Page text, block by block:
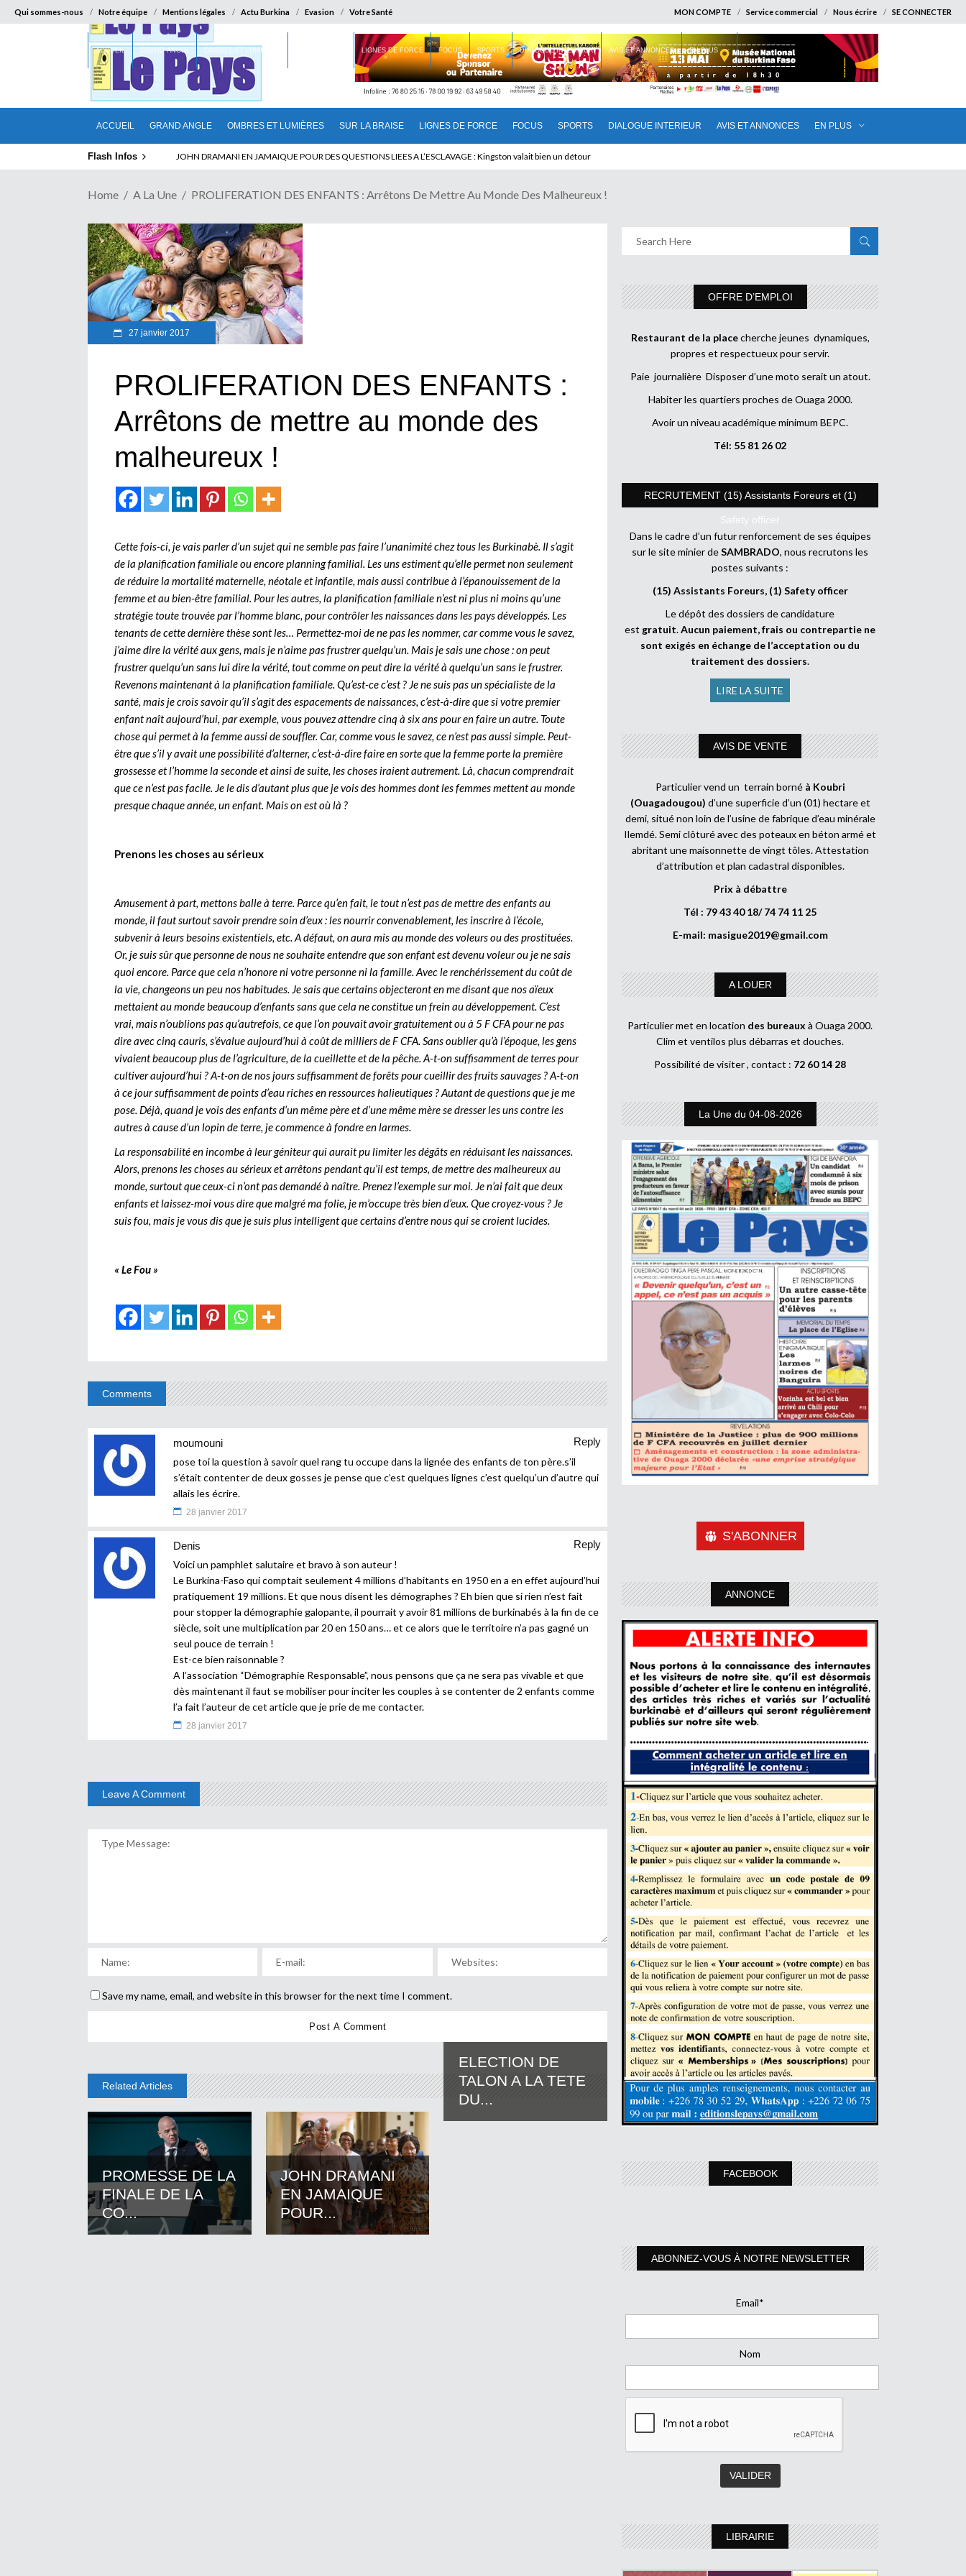
Qui sommes-nous Notre équipe Mentions légales Actu Burkina Evasion Votre Santé MON COMPTE Service commercial Nous écrire SE CONNECTER
ACCUEIL GRAND ANGLE OMBRES ET LUMIÈRES SUR LA BRAISE LIGNES DE FORCE FOCUS SPORTS DIALOGUE INTERIEUR AVIS ET ANNONCES EN PLUS
ACCUEIL GRAND ANGLE OMBRES ET LUMIÈRES LIGNES DE FORCE FOCUS SPORTS DIALOGUE INTERIEUR AVIS ET ANNONCES EN PLUS
Flash Infos JOHN DRAMANI EN JAMAIQUE POUR DES QUESTIONS LIEES A L’ESCLAVAGE : Kingston valait bien un détour
ELECTION DE TALON A LA TETE DU SENAT BENINOIS : Quand Patrice quitte le pouvoir sans partir !
Home A La Une PROLIFERATION DES ENFANTS : Arrêtons De Mettre Au Monde Des Malheureux !
27 janvier 2017
PROLIFERATION DES ENFANTS :
Arrêtons de mettre au monde des
malheureux !
Cette fois-ci, je vais parler d’un sujet qui ne semble pas faire l’unanimité chez tous les Burkinabè. Il s’agit
de la planification familiale ou encore planning familial. Les uns estiment qu’elle permet non seulement
de réduire la mortalité maternelle, néotale et infantile, mais aussi contribue à l’épanouissement de la
femme et au bien-être familial. Pour les autres, la planification familiale n’est ni plus ni moins qu’une
stratégie toute trouvée par l’homme blanc, pour contrôler les naissances dans les pays développés. Les
tenants de cette dernière thèse sont les… Permettez-moi de ne pas les nommer, car comme vous le savez,
j’aime dire la vérité aux gens, mais je n’aime pas frustrer quelqu’un. Mais je sais une chose : on peut
frustrer quelqu’un sans lui dire la vérité, tout comme on peut dire la vérité à quelqu’un sans le frustrer.
Revenons maintenant à la planification familiale. Qu’est-ce c’est ? Je ne suis pas un spécialiste de la
santé, mais je crois savoir qu’il s’agit des espacements de naissances, c’est-à-dire que si votre premier
enfant naît aujourd’hui, par exemple, vous pouvez attendre cinq à six ans pour en faire un autre. Toute
chose qui permet à la femme aussi de souffler. Car, comme vous le savez, ce n’est pas aussi simple. Peut-
être que s’il y avait une possibilité d’alterner, c’est-à-dire faire en sorte que la femme porte la première
grossesse et l’homme la seconde et ainsi de suite, les choses iraient autrement. Là, chacun comprendrait
que ce n’est pas facile. Je le dis d’autant plus que je vois des hommes dont les femmes mettent au monde
presque chaque année, un enfant. Mais on est où là ?
Prenons les choses au sérieux
Amusement à part, mettons balle à terre. Parce qu’en fait, le tout n’est pas de mettre des enfants au
monde, il faut surtout savoir prendre soin d’eux : les nourrir convenablement, les inscrire à l’école,
subvenir à leurs besoins existentiels, etc. A défaut, on aura mis au monde des voleurs ou des prostituées.
Or, je suis sûr que personne de nous ne souhaite entendre que son enfant est devenu voleur ou je ne sais
quoi encore. Parce que cela n’honore ni votre personne ni la famille. Avec le renchérissement du coût de
la vie, changeons un peu nos habitudes. Je sais que certains objecteront en me disant que nos aïeux
mettaient au monde beaucoup d’enfants sans que cela ne constitue un frein au développement. C’est
vrai, mais n’oublions pas qu’autrefois, ce que l’on pouvait avoir gratuitement ou à 5 F CFA pour ne pas
dire avec cinq cauris, s’évalue aujourd’hui à coût de milliers de F CFA. Sans oublier qu’à l’époque, les gens
vivaient beaucoup plus de l’agriculture, de la cueillette et de la pêche. A-t-on suffisamment de terres pour
cultiver aujourd’hui ? A-t-on de nos jours suffisamment de forêts pour cueillir des fruits sauvages ? A-t-on
à ce jour suffisamment de points d’eau riches en ressources halieutiques ? Autant de questions que je me
pose. Déjà, quand je vois des enfants d’un même père et d’une même mère se dresser les uns contre les
autres à cause d’un lopin de terre, je commence à fondre en larmes.
La responsabilité en incombe à leur géniteur qui aurait pu limiter les dégâts en réduisant les naissances.
Alors, prenons les choses au sérieux et arrêtons pendant qu’il est temps, de mettre des malheureux au
monde, surtout que ceux-ci n’ont pas demandé à naître. Prenez l’exemple sur moi. Je n’ai fait que deux
enfants et laissez-moi vous dire que malgré ma folie, je m’occupe très bien d’eux. Que croyez-vous ? Je
suis fou, mais je vous dis que je suis plus intelligent que certains d’entre nous qui se croient lucides.
« Le Fou »
Comments
moumouni
Reply
pose toi la question à savoir quel rang tu occupe dans la lignée des enfants de ton père.s’il
s’était contenter de deux gosses je pense que c’est quelques lignes c’est quelqu’un d’autre qui
allais les écrire.
28 janvier 2017
Denis
Reply
Voici un pamphlet salutaire et bravo à son auteur !
Le Burkina-Faso qui comptait seulement 4 millions d’habitants en 1950 en a en effet aujourd’hui
pratiquement 19 millions. Et que nous disent les démographes ? Eh bien que si rien n’est fait
pour stopper la démographie galopante, il pourrait y avoir 81 millions de burkinabés à la fin de ce
siècle, soit une multiplication par 20 en 150 ans… et ce alors que le territoire n’a pas gagné un
seul pouce de terrain !
Est-ce bien raisonnable ?
A l’association “Démographie Responsable”, nous pensons que ça ne sera pas vivable et que
dès maintenant il faut se mobiliser pour inciter les couples à se contenter de 2 enfants comme
l’a fait l’auteur de cet article que je prie de me contacter.
28 janvier 2017
Leave A Comment
Save my name, email, and website in this browser for the next time I comment.
Related Articles
PROMESSE DE LA
FINALE DE LA
CO...
JOHN DRAMANI
EN JAMAIQUE
POUR...
ELECTION DE
TALON A LA TETE
DU...
OFFRE D’EMPLOI
Restaurant de la placecherche jeunes dynamiques,
propres et respectueux pour servir.
Paie journalière Disposer d’une moto serait un atout.
Habiter les quartiers proches de Ouaga 2000.
Avoir un niveau académique minimum BEPC.
Tél: 55 81 26 02
RECRUTEMENT (15) Assistants Foreurs et (1)
Safety officer
Dans le cadre d’un futur renforcement de ses équipes
sur le site minier deSAMBRADO, nous recrutons les
postes suivants :
(15) Assistants Foreurs, (1) Safety officer
Le dépôt des dossiers de candidature
est gratuit.Aucun paiement, frais ou contrepartie ne
sont exigés en échange de l’acceptation ou du
traitement des dossiers.
LIRE LA SUITE
AVIS DE VENTE
Particulier vend un terrain borné à Koubri
(Ouagadougou) d’une superficie d’un (01) hectare et
demi, situé non loin de l’usine de fabrique d’eau minérale
Ilemdé. Semi clôturé avec des poteaux en béton armé et
abritant une maisonnette de vingt tôles. Attestation
d’attribution et plan cadastral disponibles.
Prix à débattre
Tél : 79 43 40 18/ 74 74 11 25
E-mail: masigue2019@gmail.com
A LOUER
Particulier met en location des bureaux à Ouaga 2000.
Clim et ventilos plus débarras et douches.
Possibilité de visiter , contact : 72 60 14 28
La Une du 04-08-2026
S'ABONNER
ANNONCE
FACEBOOK
ABONNEZ-VOUS À NOTRE NEWSLETTER
Email*
Nom
LIBRAIRIE